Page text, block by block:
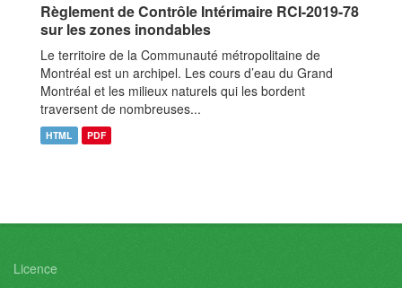
Règlement de Contrôle Intérimaire RCI-2019-78
sur les zones inondables
Le territoire de la Communauté métropolitaine de
Montréal est un archipel. Les cours d’eau du Grand
Montréal et les milieux naturels qui les bordent
traversent de nombreuses...
HTML PDF
Licence